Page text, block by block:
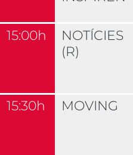
15:00h
NOTÍCIES
(R)
15:30h MOVING